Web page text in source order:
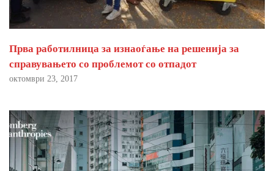
Прва работилница за изнаоѓање на решенија за
справувањето со проблемот со отпадот
октомври 23, 2017